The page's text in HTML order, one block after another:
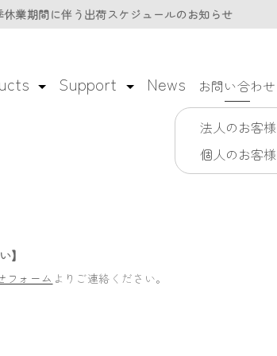
業期間に伴う 出荷スケジュールのお知らせ
業期間に伴う 出荷スケジュールのお知らせ
Support News お問い合わせ
法人のお客様
個人のお客様
】
フォーム よりご連絡ください。